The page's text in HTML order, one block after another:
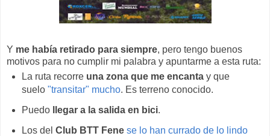
Y me había retirado para siempre, pero tengo buenos
motivos para no cumplir mi palabra y apuntarme a esta ruta:
La ruta recorre una zona que me encantay que
suelo "transitar" mucho. Es terreno conocido.
Puedo
llegar a la salida en bici.
Los del Club BTT Fene se lo han currado de lo lindo